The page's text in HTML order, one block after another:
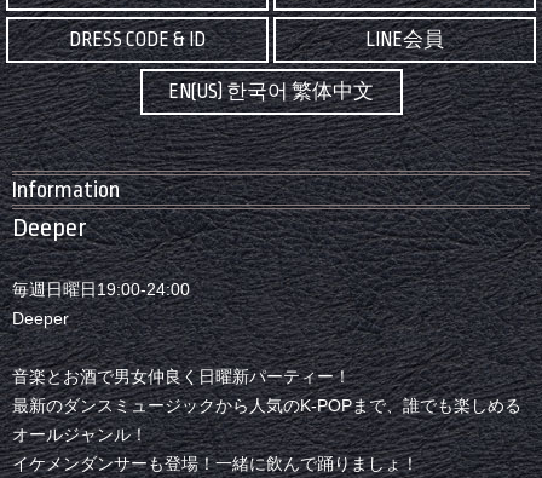
DRESS CODE & ID LINE会員
EN(US) 한국어 繁体中文
Information
Deeper
毎週日曜日19:00-24:00
Deeper
音楽とお酒で男女仲良く日曜新パーティー！
最新のダンスミュージックから人気のK-POPまで、誰でも楽しめる
オールジャンル！
イケメンダンサーも登場！一緒に飲んで踊りましょ！